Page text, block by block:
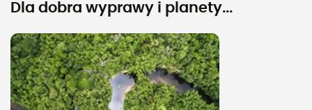
Dla dobra wyprawy i planety...